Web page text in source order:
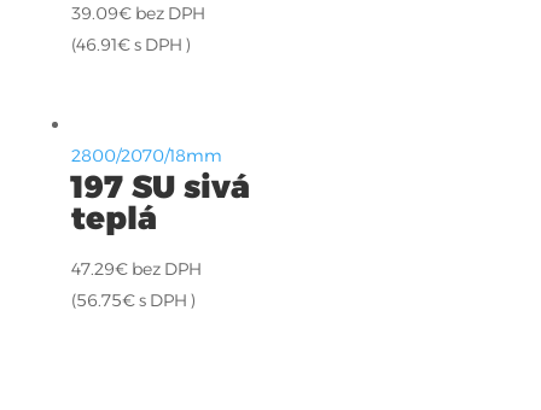
39.09€ bez DPH
(46.91€s DPH )
2800/2070/18mm
197 SU sivá
teplá
47.29€ bez DPH
(56.75€s DPH )